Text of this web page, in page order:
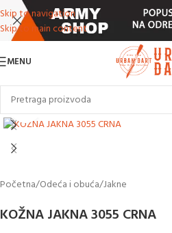
Skip to navigation
Skip to main content
MENU
Klikni za uvećanje slike
Početna/Odeća i obuća/Jakne
KOŽNA JAKNA 3055 CRNA